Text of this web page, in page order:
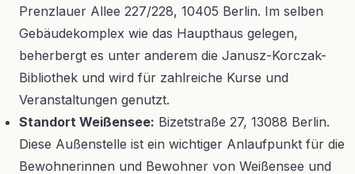
Prenzlauer Allee 227/228, 10405 Berlin. Im selben
Gebäudekomplex wie das Haupthaus gelegen,
beherbergt es unter anderem die Janusz-Korczak-
Bibliothek und wird für zahlreiche Kurse und
Veranstaltungen genutzt.
Standort Weißensee: Bizetstraße 27, 13088 Berlin.
Diese Außenstelle ist ein wichtiger Anlaufpunkt für die
Bewohnerinnen und Bewohner von Weißensee und